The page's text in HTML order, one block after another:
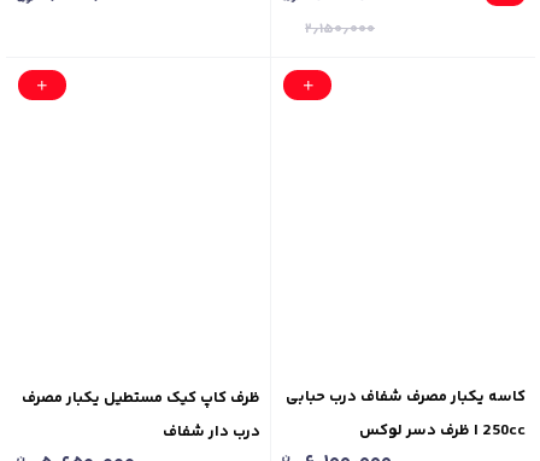
۲٫۱۵۰٫۰۰۰
کاسه یکبار مصرف شفاف درب حبابی
250cc | ظرف دسر لوکس
ظرف کاپ کیک مستطیل یکبار مصرف
درب دار شفاف